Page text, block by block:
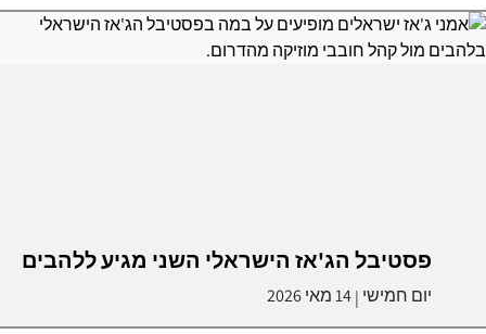
פסטיבל הג'אז הישראלי השני מגיע ללהבים
יום חמישי |14 מאי 2026